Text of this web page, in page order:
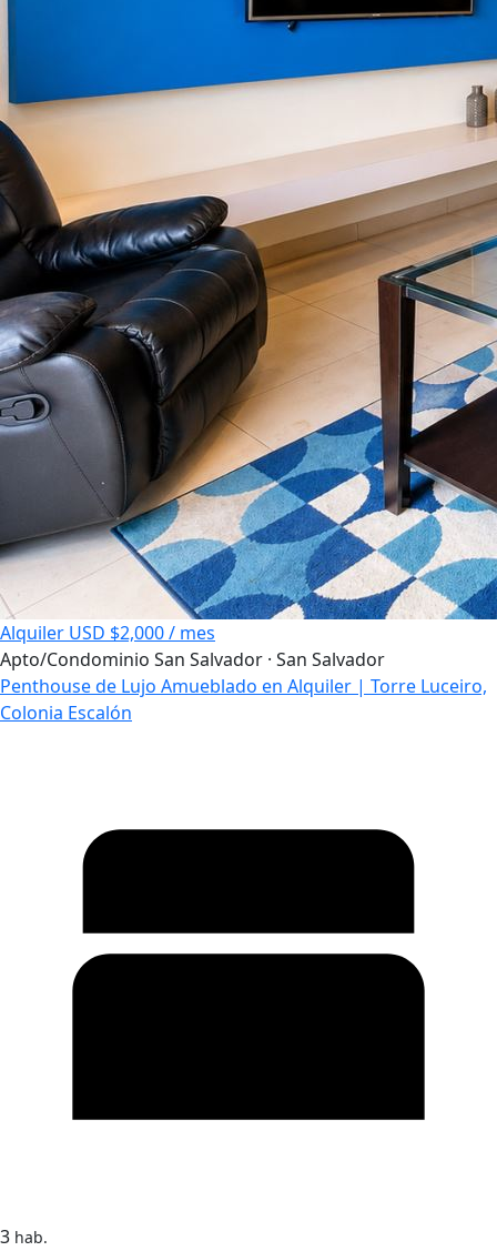
Alquiler USD $2,000 / mes
Apto/Condominio San Salvador · San Salvador
Penthouse de Lujo Amueblado en Alquiler | Torre Luceiro,
Colonia Escalón
3 hab.